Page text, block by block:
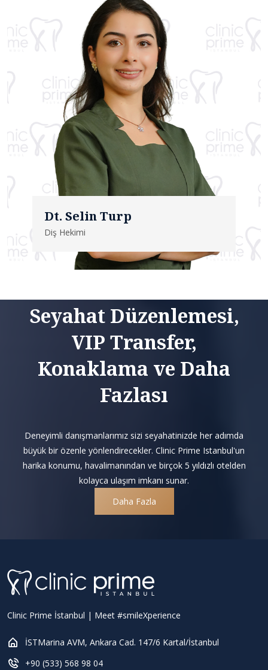
Dt. Selin Turp
Diş Hekimi
Seyahat Düzenlemesi,
VIP Transfer,
Konaklama ve Daha
Fazlası
Deneyimli danışmanlarımız sizi seyahatinizde her adımda
büyük bir özenle yönlendirecekler. Clinic Prime Istanbul'un
harika konumu, havalimanından ve birçok 5 yıldızlı otelden
kolayca ulaşım imkanı sunar.
Daha Fazla
Clinic Prime İstanbul | Meet #smileXperience
İSTMarina AVM, Ankara Cad. 147/6 Kartal/İstanbul
+90 (533) 568 98 04